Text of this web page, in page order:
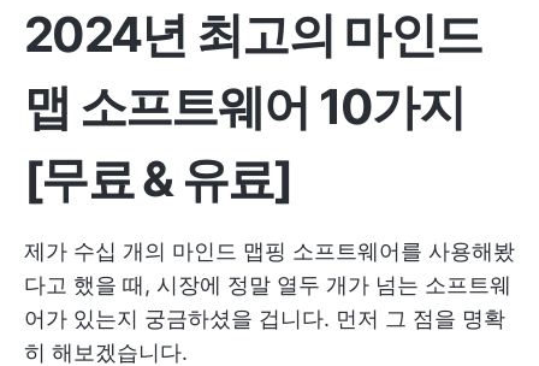
2024년 최고의 마인드
맵 소프트웨어 10가지
[무료 & 유료]
제가 수십 개의 마인드 맵핑 소프트웨어를 사용해봤
다고 했을 때, 시장에 정말 열두 개가 넘는 소프트웨
어가 있는지 궁금하셨을 겁니다. 먼저 그 점을 명확
히 해보겠습니다.